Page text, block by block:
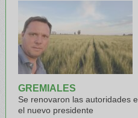
GREMIALES
Se renovaron las autoridades
el nuevo presidente